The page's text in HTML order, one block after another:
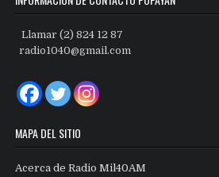
Llamar (2) 824 12 87
radio1040@gmail.com
MAPA DEL SITIO
Acerca de Radio Mil40AM